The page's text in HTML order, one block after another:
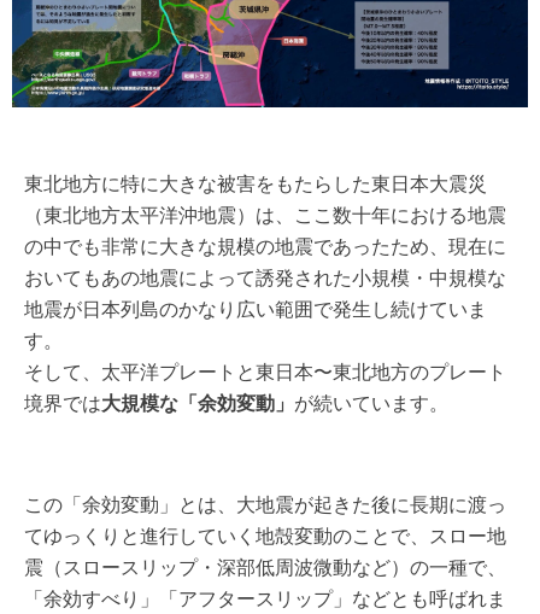
東北地方に特に大きな被害をもたらした東日本大震災
（東北地方太平洋沖地震）は、ここ数十年における地震
の中でも非常に大きな規模の地震であったため、現在に
おいてもあの地震によって誘発された小規模・中規模な
地震が日本列島のかなり広い範囲で発生し続けていま
す。
そして、太平洋プレートと東日本〜東北地方のプレート
境界では大規模な「余効変動」 が続いています。
この「余効変動」とは、大地震が起きた後に長期に渡っ
てゆっくりと進行していく地殻変動のことで、スロー地
震（スロースリップ・深部低周波微動など）の一種で、
「余効すべり」「アフタースリップ」などとも呼ばれま